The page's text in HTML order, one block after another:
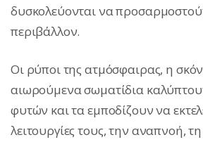
δυσκολεύονται να
περιβάλλον.
Οι ρύποι της ατμόσφαιρας, η
αιωρούμενα σωματίδια
φυτών και τα εμποδίζουν να
λειτουργίες τους, την αναπνοή,